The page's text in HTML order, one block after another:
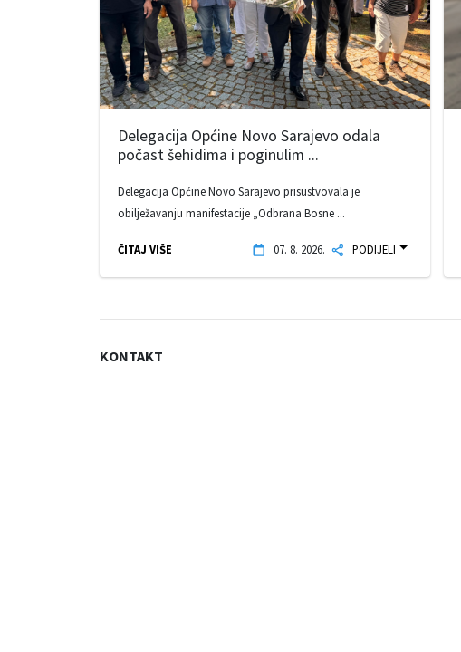
Delegacija Općine Novo Sarajevo odala
počast šehidima i poginulim ...
Delegacija Općine Novo Sarajevo prisustvovala je
obilježavanju manifestacije „Odbrana Bosne ...
ČITAJ VIŠE 07. 8. 2026. PODIJELI
KONTAKT